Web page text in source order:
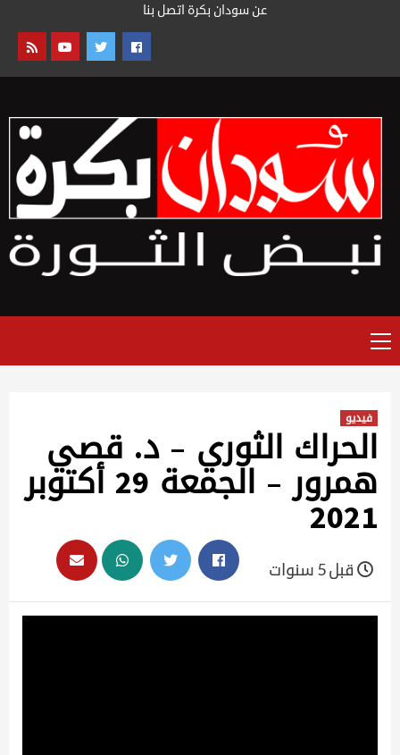
عن سودان بكرة اتصل بنا
القائمة
فيديو
الحراك الثوري – د. قصي
همرور – الجمعة 29 أكتوبر
2021
قبل 5 سنوات